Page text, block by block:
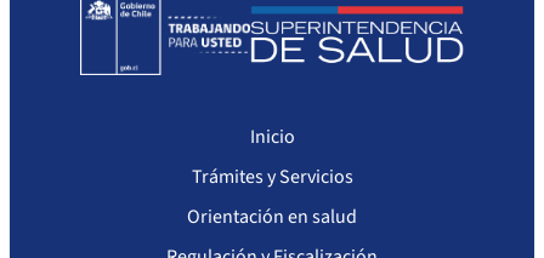
Inicio
Trámites y Servicios
Orientación en salud